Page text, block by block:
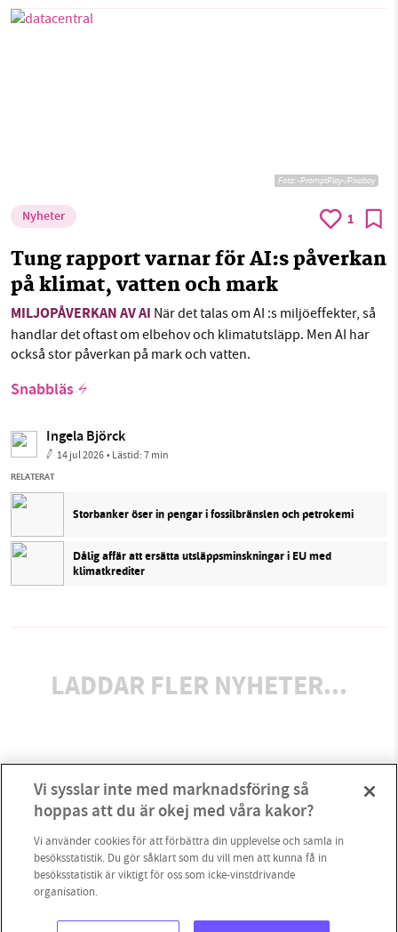
Foto:-PromptPlay-/Pixabay
Nyheter 1
Tung rapport varnar för AI:s påverkan
på klimat, vatten och mark
MILJOPÅVERKAN AV AI När det talas om AI :s miljöeffekter, så
handlar det oftast om elbehov och klimatutsläpp. Men AI har
också stor påverkan på mark och vatten.
Snabbläs
Ingela Björck
14 jul 2026• Lästid:7 min
RELATERAT
Storbanker öser in pengar i fossilbränslen och petrokemi
Dålig affär att ersätta utsläppsminskningar i EU med
klimatkrediter
LADDAR FLER NYHETER...
Vi sysslar inte med marknadsföring så
hoppas att du är okej med våra kakor?
Vi använder cookies för att förbättra din upplevelse och samla in
besöksstatistik. Du gör såklart som du vill men att kunna få in
besöksstatistik är viktigt för oss som icke-vinstdrivande
organisation.